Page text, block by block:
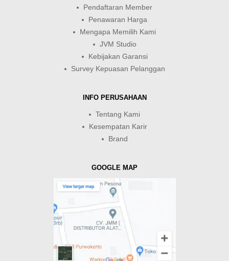
Pendaftaran Member
Penawaran Harga
Mengapa Memilih Kami
JVM Studio
Kebijakan Garansi
Survey Kepuasan Pelanggan
INFO PERUSAHAAN
Tentang Kami
Kesempatan Karir
Brand
GOOGLE MAP